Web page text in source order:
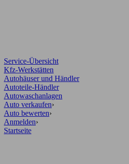
Service-Übersicht
Kfz-Werkstätten
Autohäuser und Händler
Autoteile-Händler
Autowaschanlagen
Auto verkaufen›
Auto bewerten›
Anmelden›
Startseite